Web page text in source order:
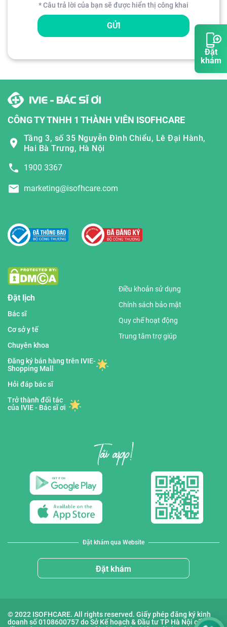
Đặt
khám
* Câu trả lời của bạn sẽ được hiển thị công khai
GỬI
CÔNG TY TNHH 1 THÀNH VIÊN ISOFHCARE
Tầng 3, số 35 Nguyễn Đình Chiểu, Lê Đại Hành,
Hai Bà Trưng, Hà Nội
1900 3367
marketing@isofhcare.com
Đặt lịch
Bác sĩ
Cơ sở y tế
Chuyên khoa
Đăng ký bán hàng trên IVIE-
Shopping Mall
Hỏi đáp bác sĩ
Trở thành đối tác
của IVIE - Bác sĩ ơi
Điều khoản sử dụng
Chính sách bảo mật
Quy chế hoạt động
Trung tâm trợ giúp
Đặt khám qua Website
Đặt khám
© 2022 ISOFHCARE. All rights reserved. Giấy phép đăng ký kinh
doanh số 0108600757 do Sở Kế hoạch & Đầu tư TP Hà Nội cấp lần